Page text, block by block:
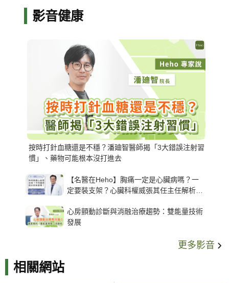
影音健康
按時打針血糖還是不穩？潘廸智醫師揭「3大錯誤注射習
慣」、藥物可能根本沒打進去
【名醫在Heho】胸痛一定是心臟病嗎？一
定要裝支架？心臟科權威張其任主任解析支
心房顫動診斷與消融治療趨勢：雙能量技術
發展
更多影音
相關網站